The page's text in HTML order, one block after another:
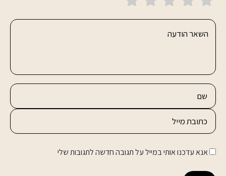
אנא עדכנו אותי במייל על תגובה חדשה לתגובות שלי